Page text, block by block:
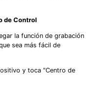
de Control
la función de grabación
sea más fácil de
y toca "Centro de